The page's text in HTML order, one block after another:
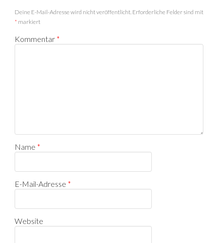
Deine E-Mail-Adresse wird nicht veröffentlicht. Erforderliche Felder sind mit
* markiert
Kommentar *
Name *
E-Mail-Adresse *
Website